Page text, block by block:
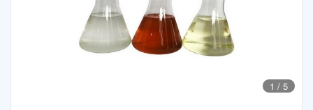
1 / 5